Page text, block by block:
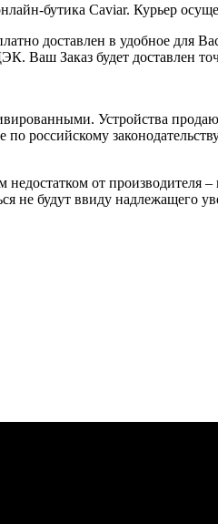
бутика Caviar. Курьер
доставлен в удобное для
Ваш Заказ будет доставлен
Устройства
российскому
от производителя
не будут ввиду надлежащего